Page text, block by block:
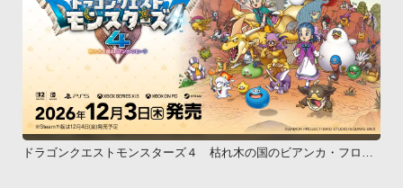
ドラゴンクエストモンスターズ４ 枯れ木の国のビアンカ・フロー